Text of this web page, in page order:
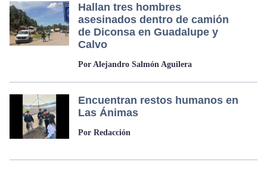
Hallan tres hombres
asesinados dentro de camión
de Diconsa en Guadalupe y
Calvo
Por Alejandro Salmón Aguilera
Encuentran restos humanos en
Las Ánimas
Por Redacción